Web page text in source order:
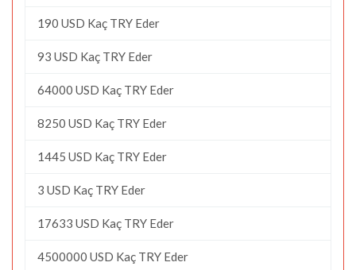
190 USD Kaç TRY Eder
93 USD Kaç TRY Eder
64000 USD Kaç TRY Eder
8250 USD Kaç TRY Eder
1445 USD Kaç TRY Eder
3 USD Kaç TRY Eder
17633 USD Kaç TRY Eder
4500000 USD Kaç TRY Eder